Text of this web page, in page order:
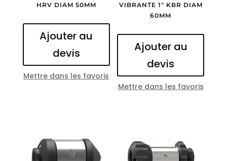
HRV DIAM 50MM
Ajouter au
devis
Mettre dans les favoris
VIBRANTE 1″ KBR DIAM
60MM
Ajouter au
devis
Mettre dans les favoris